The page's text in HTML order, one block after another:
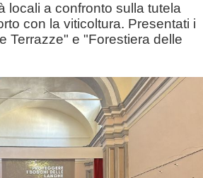
locali a confronto sulla tutela
con la viticoltura. Presentati i
Terrazze" e "Forestiera delle